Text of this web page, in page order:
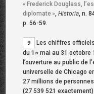
« Frederick Douglass,
diplomate »,Historia, n.
p. 56-59.
9
Les chiffres
du 1ermai au 31 octobre
l’ouverture au public de
universelle de Chicago
27 millions de personnes
(27 539 521